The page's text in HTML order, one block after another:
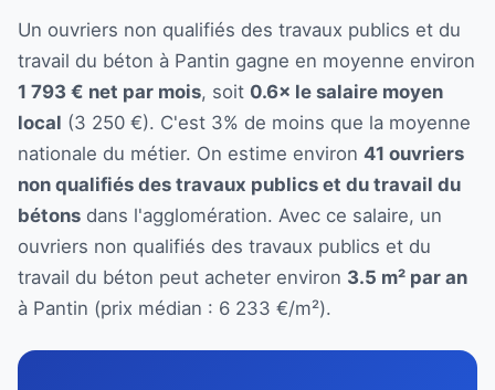
Un ouvriers non qualifiés des travaux publics et du
travail du béton à Pantin gagne en moyenne environ
1 793 € net par mois, soit 0.6× le salaire moyen
local (3 250 €). C'est 3% de moins que la moyenne
nationale du métier. On estime environ 41 ouvriers
non qualifiés des travaux publics et du travail du
bétons dans l'agglomération. Avec ce salaire, un
ouvriers non qualifiés des travaux publics et du
travail du béton peut acheter environ 3.5 m² par an
à Pantin (prix médian : 6 233 €/m²).